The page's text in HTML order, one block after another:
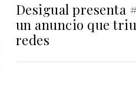
Desigual presenta
un anuncio que
redes